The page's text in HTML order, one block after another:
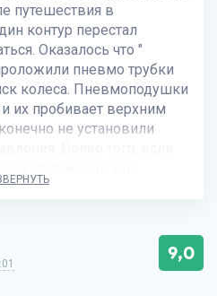
путешествия в
контур перестал
Оказалось что "
пневмо трубки
колеса. Пневмоподушки
их пробивает верхним
не установили
чего по мелочи
9,0